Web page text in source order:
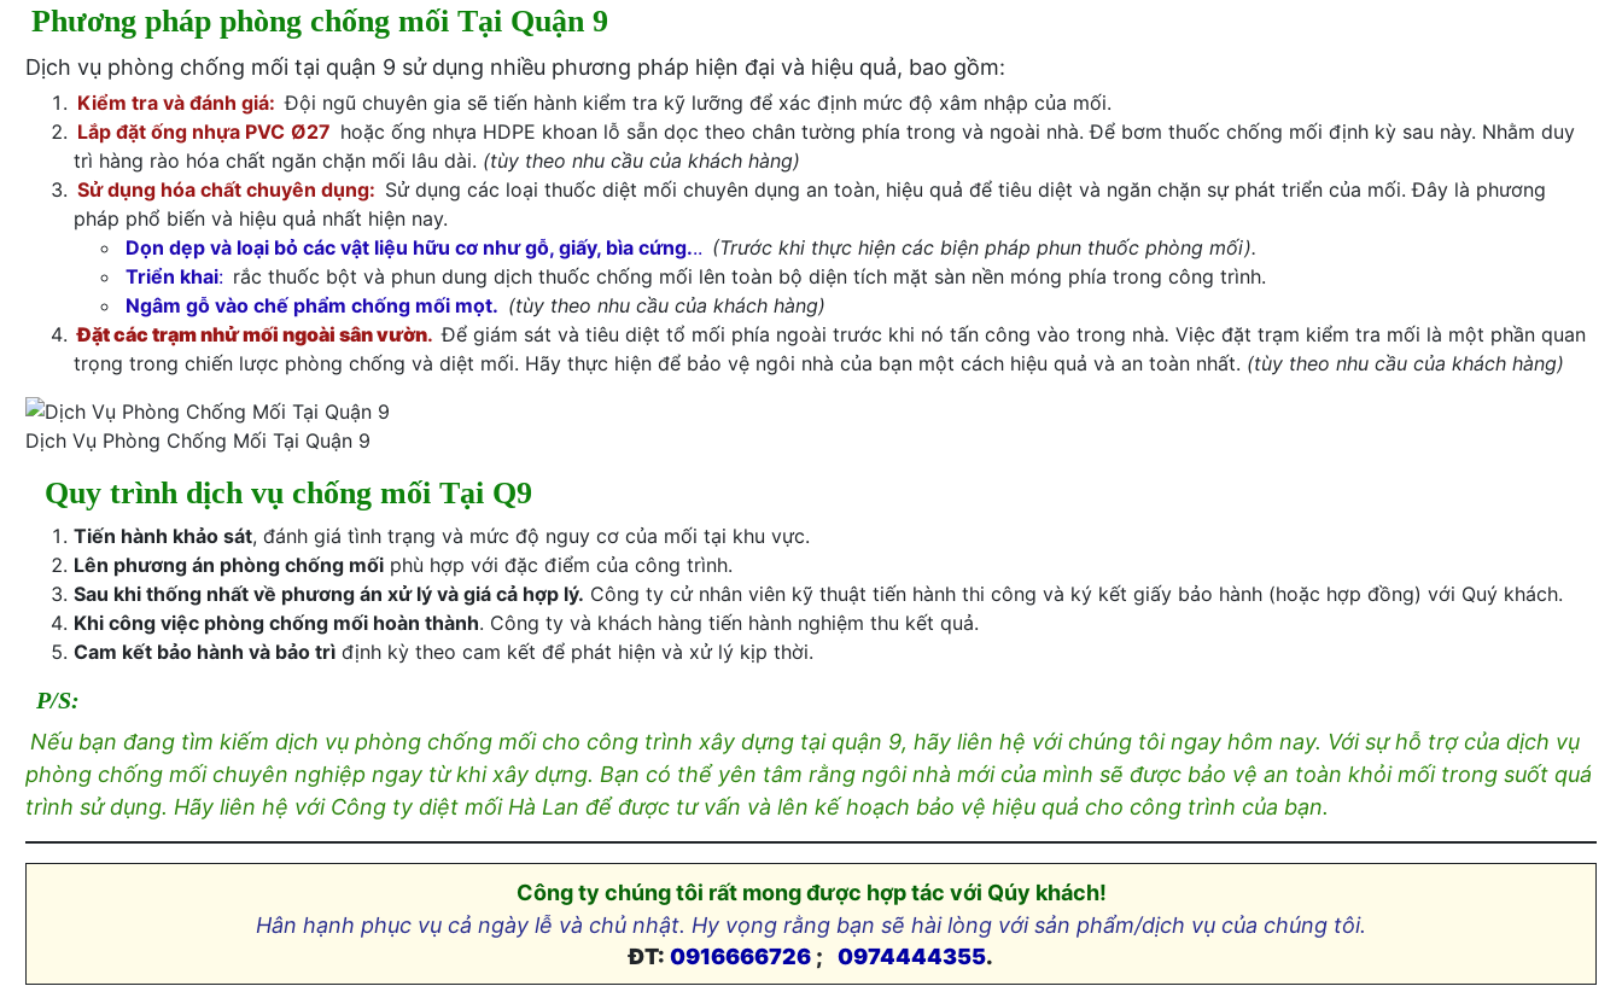
Phương pháp phòng chống mối Tại Quận 9
Dịch vụ phòng chống mối tại quận 9 sử dụng nhiều phương pháp hiện đại và hiệu quả, bao gồm:
Kiểm tra và đánh giá: Đội ngũ chuyên gia sẽ tiến hành kiểm tra kỹ lưỡng để xác định mức độ xâm nhập của mối.
Lắp đặt ống nhựa PVC Ø27 hoặc ống nhựa HDPE khoan lỗ sẵn dọc theo chân tường phía trong và ngoài nhà. Để bơm thuốc chống mối định kỳ sau này. Nhằm duy
trì hàng rào hóa chất ngăn chặn mối lâu dài. (tùy theo nhu cầu của khách hàng)
Sử dụng hóa chất chuyên dụng: Sử dụng các loại thuốc diệt mối chuyên dụng an toàn, hiệu quả để tiêu diệt và ngăn chặn sự phát triển của mối. Đây là phương
pháp phổ biến và hiệu quả nhất hiện nay.
Dọn dẹp và loại bỏ các vật liệu hữu cơ như gỗ, giấy, bìa cứng... (Trước khi thực hiện các biện pháp phun thuốc phòng mối).
Triển khai: rắc thuốc bột và phun dung dịch thuốc chống mối lên toàn bộ diện tích mặt sàn nền móng phía trong công trình.
Ngâm gỗ vào chế phẩm chống mối mọt. (tùy theo nhu cầu của khách hàng)
Đặt các trạm nhử mối ngoài sân vườn. Để giám sát và tiêu diệt tổ mối phía ngoài trước khi nó tấn công vào trong nhà.Việc đặt trạm kiểm tra mối là một phần quan
trọng trong chiến lược phòng chống và diệt mối. Hãy thực hiện để bảo vệ ngôi nhà của bạn một cách hiệu quả và an toàn nhất. (tùy theo nhu cầu của khách hàng)
Dịch Vụ Phòng Chống Mối Tại Quận 9
Quy trình dịch vụ chống mối Tại Q9
Tiến hành khảo sát, đánh giá tình trạng và mức độ nguy cơ của mối tại khu vực.
Lên phương án phòng chống mối phù hợp với đặc điểm của công trình.
Sau khi thống nhất về phương án xử lý và giá cả hợp lý. Công ty cử nhân viên kỹ thuật tiến hành thi công và ký kết giấy bảo hành (hoặc hợp đồng) với Quý khách.
Khi công việc phòng chống mối hoàn thành. Công ty và khách hàng tiến hành nghiệm thu kết quả.
Cam kết bảo hành và bảo trì định kỳ theo cam kết để phát hiện và xử lý kịp thời.
P/S:
Nếu bạn đang tìm kiếm dịch vụ phòng chống mối cho công trình xây dựng tại quận 9, hãy liên hệ với chúng tôi ngay hôm nay. Với sự hỗ trợ của dịch vụ
phòng chống mối chuyên nghiệp ngay từ khi xây dựng. Bạn có thể yên tâm rằng ngôi nhà mới của mình sẽ được bảo vệ an toàn khỏi mối trong suốt quá
trình sử dụng. Hãy liên hệ với Công ty diệt mối Hà Lan để được tư vấn và lên kế hoạch bảo vệ hiệu quả cho công trình của bạn.
Công ty chúng tôi rất mong được hợp tác với Qúy khách!
Hân hạnh phục vụ cả ngày lễ và chủ nhật. Hy vọng rằng bạn sẽ hài lòng với sản phẩm/dịch vụ của chúng tôi.
ĐT: 0916666726 ; 0974444355.